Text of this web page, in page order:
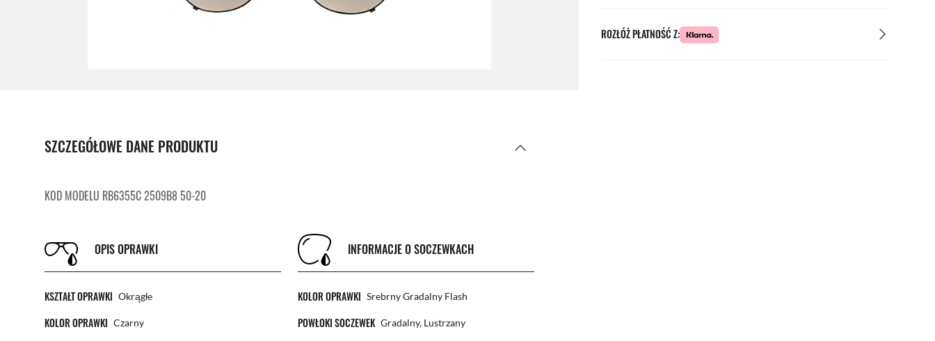
SZCZEGÓŁOWE DANE PRODUKTU
KOD MODELU RB6355C 2509B8 50-20
OPIS OPRAWKI
KSZTAŁT OPRAWKI Okrągłe
KOLOR OPRAWKI Czarny
INFORMACJE O SOCZEWKACH
KOLOR OPRAWKI Srebrny Gradalny Flash
POWŁOKI SOCZEWEK Gradalny, Lustrzany
ROZŁÓŻ PŁATNOŚĆ Z: